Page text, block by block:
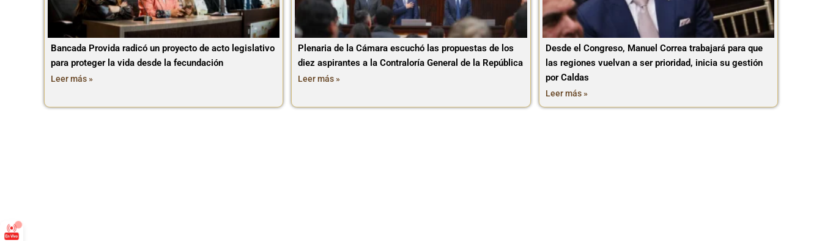
Bancada Provida radicó un proyecto de acto legislativo
para proteger la vida desde la fecundación
Leer más »
Plenaria de la Cámara escuchó las propuestas de los
diez aspirantes a la Contraloría General de la República
Leer más »
Desde el Congreso, Manuel Correa trabajará para que
las regiones vuelvan a ser prioridad, inicia su gestión
por Caldas
Leer más »